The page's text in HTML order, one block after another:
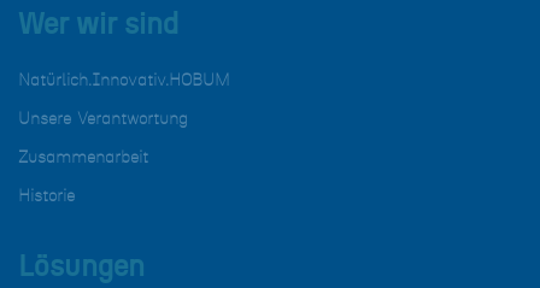
Wer wir sind
Natürlich.Innovativ.HOBUM
Unsere Verantwortung
Zusammenarbeit
Historie
Lösungen